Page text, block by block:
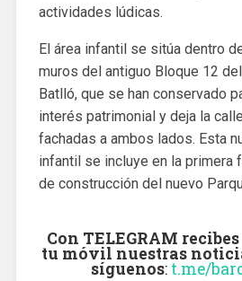
actividades lúdicas.
El área infantil se sitúa dentro
muros del antiguo Bloque 12
Batlló, que se han conservado
interés patrimonial y deja la
fachadas a ambos lados. Esta
infantil se incluye en la primera
de construcción del nuevo
Con TELEGRAM
tu móvil nuestras
síguenos: t.me/